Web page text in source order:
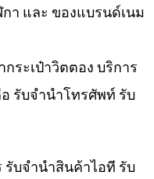
า และ ของแบรนด์เนม
ระเป๋าวิตตอง บริการ
รับจำนำโทรศัพท์ รับ
รับจำนำสินค้าไอที รับ